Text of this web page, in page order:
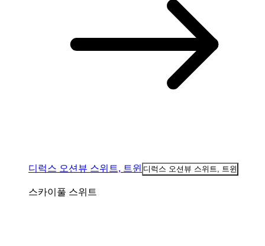
디럭스 오션뷰 스위트, 트윈 디럭스 오션뷰 스위트, 트윈
스카이풀 스위트